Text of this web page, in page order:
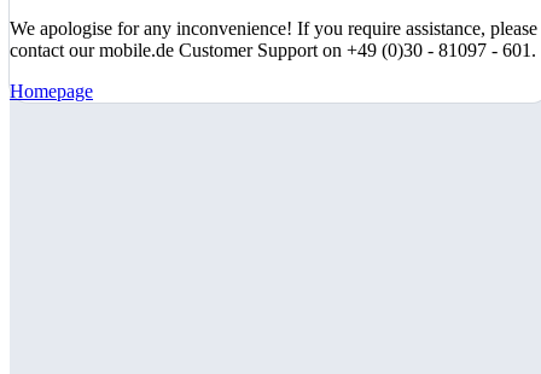
We apologise for any inconvenience! If you require assistance, please
contact our mobile.de Customer Support on +49 (0)30 - 81097 - 601.
Homepage